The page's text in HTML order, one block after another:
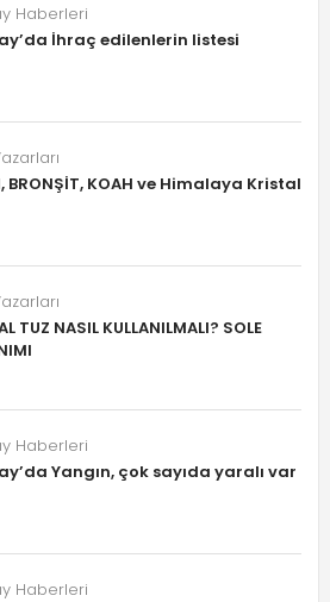
Haberleri
İhraç edilenlerin listesi
BRONŞİT, KOAH ve Himalaya Kristal
TUZ NASIL KULLANILMALI? SOLE
Haberleri
Yangın, çok sayıda yaralı var
Haberleri